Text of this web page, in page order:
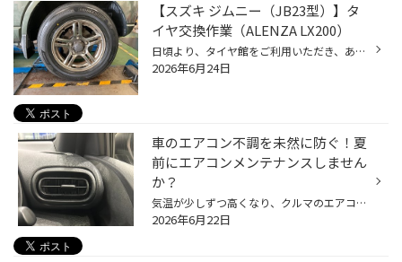
【スズキ ジムニー（JB23型）】タ
イヤ交換作業（ALENZA LX200）
日頃より、タイヤ館をご利用いただき、ありがとうございます。 さて、当店と同じチェーン店の近隣タイヤ館店舗で作業いたしましたタイヤ交換をご紹介します。 （WEB掲載をご快諾いただきましたお客様！大変感謝しております。 いつもご愛顧いただき誠にありがとうございます！！） おクルマ：スズキ...
2026年6月24日
車のエアコン不調を未然に防ぐ！夏
前にエアコンメンテナンスしません
か？
気温が少しずつ高くなり、クルマのエアコンを使用する機会も増えてきていると思います。 是非、夏本番を迎える前におクルマのエアコンのメンテナンスをしませんか？ 【より快適に♪今がおススメ！カーエアコンのメンテナンス】 ■エアコンガスクリーニング おクルマの経年劣化によって、エアコンの効...
2026年6月22日